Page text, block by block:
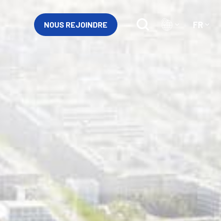
NOUS REJOINDRE FR